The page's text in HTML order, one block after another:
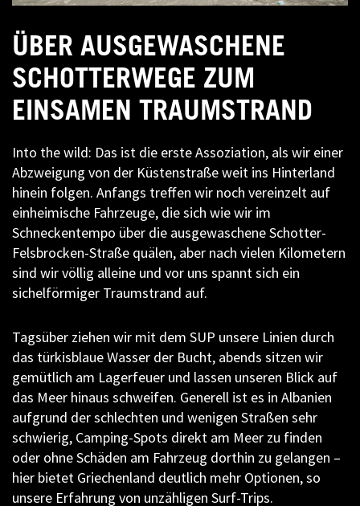
ÜBER AUSGEWASCHENE
SCHOTTERWEGE ZUM
EINSAMEN TRAUMSTRAND
Into the wild: Das ist die erste Assoziation, als wir einer
Abzweigung von der Küstenstraße weit ins Hinterland
hinein folgen. Anfangs treffen wir noch vereinzelt auf
einheimische Fahrzeuge, die sich wie wir im
Schneckentempo über die ausgewaschene Schotter-
Felsbrocken-Straße quälen, aber nach vielen Kilometern
sind wir völlig alleine und vor uns spannt sich ein
sichelförmiger Traumstrand auf.
Tagsüber ziehen wir mit dem SUP unsere Linien durch
das türkisblaue Wasser der Bucht, abends sitzen wir
gemütlich am Lagerfeuer und lassen unseren Blick auf
das Meer hinaus schweifen. Generell ist es in Albanien
aufgrund der schlechten und wenigen Straßen sehr
schwierig, Camping-Spots direkt am Meer zu finden
oder ohne Schäden am Fahrzeug dorthin zu gelangen –
hier bietet Griechenland deutlich mehr Optionen, so
unsere Erfahrung von unzähligen Surf-Trips.